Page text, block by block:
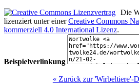
Die
lizenziert unter einerCreative Commons
kommerziell 4.0 International Lizenz.
Beispielverlinkung
« Zurück zur 'Wirbeltiere'-